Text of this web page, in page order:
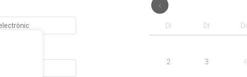
Dl Dt
2 3 4